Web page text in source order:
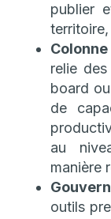
publier
relie
board
de
au
manière
outils